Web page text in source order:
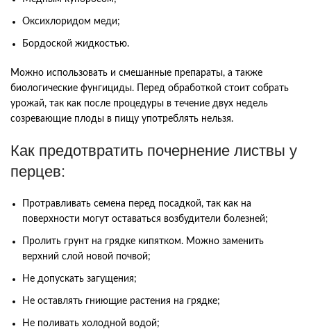
Оксихлоридом меди;
Бордоской жидкостью.
Можно использовать и смешанные препараты, а также
биологические фунгициды. Перед обработкой стоит собрать
урожай, так как после процедуры в течение двух недель
созревающие плоды в пищу употреблять нельзя.
Как предотвратить почернение листвы у
перцев:
Протравливать семена перед посадкой, так как на
поверхности могут оставаться возбудители болезней;
Пролить грунт на грядке кипятком. Можно заменить
верхний слой новой почвой;
Не допускать загущения;
Не оставлять гниющие растения на грядке;
Не поливать холодной водой;